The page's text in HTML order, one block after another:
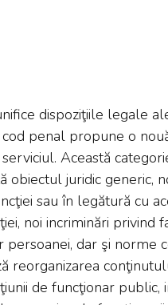
dispoziţiile legale
penal propune o
Această
obiectul juridic generic,
sau în legătură cu
noi incriminări
dar şi norme
reorganizarea
de funcţionar